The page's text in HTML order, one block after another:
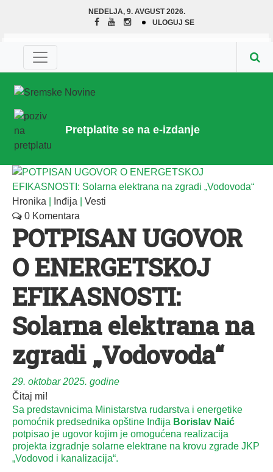
NEDELJA, 9. AVGUST 2026.
ULOGUJ SE
Pretplatite se na e-izdanje
Hronika Inđija
Vesti
0 Komentara
POTPISAN UGOVOR
O ENERGETSKOJ
EFIKASNOSTI:
Solarna elektrana na
zgradi „Vodovoda“
29. oktobar 2025. godine
Čitaj mi!
Sa predstavnicima Ministarstva rudarstva i energetike
pomoćnik predsednika opštine Inđija Borislav Naić
potpisao je ugovor kojim je omogućena realizacija
projekta izgradnje solarne elektrane na krovu zgrade JKP
„Vodovod i kanalizacija“.